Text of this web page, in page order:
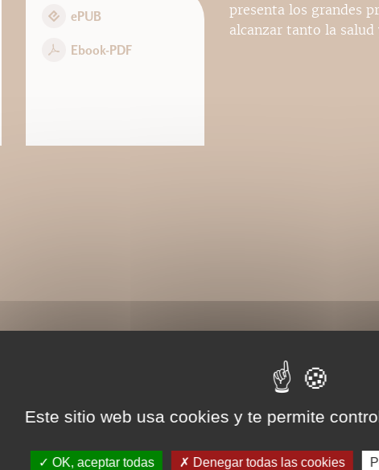
ePUB
Ebook-PDF
presenta los grandes
alcanzar tanto la
Este sitio web usa cookies y te permite
OK, aceptar todas Denegar todas las cookies